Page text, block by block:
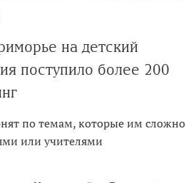
на детский
поступило более 200
по темам, которые им сложно
или учителями